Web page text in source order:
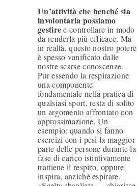
Un’attività che benché sia
involontaria possiamo
gestiree controllare in modo
da renderla più efficace. Ma
in realtà, questo nostro potere
è spesso vanificato dalle
nostre scarse conoscenze.
Pur essendo la respirazione
una componente
fondamentale nella pratica di
qualsiasi sport, resta di solito
un argomento affrontato con
approssimazione. Un
esempio: quando si fanno
esercizi con i pesi la maggior
parte delle persone durante la
fase di carico istintivamente
trattiene il respiro, oppure
inspira, anziché espirare.